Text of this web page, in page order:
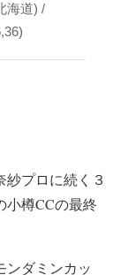
海道) /
紗プロに続く３
小樽CCの最終
ンダミンカッ